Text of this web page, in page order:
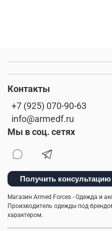
Контакты
+7 (925) 070-90-63
info@armedf.ru
Мы в соц. сетях
Получить консультацию
Магазин Armed Forces - Одежда и
Производитель одежды под
характером.